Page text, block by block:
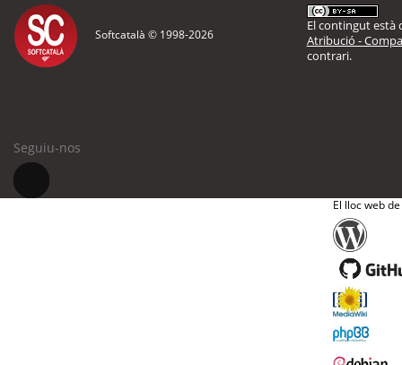
Softcatalà © 1998-2026
El contingut està
Atribució -
contrari.
Seguiu-nos
El lloc web